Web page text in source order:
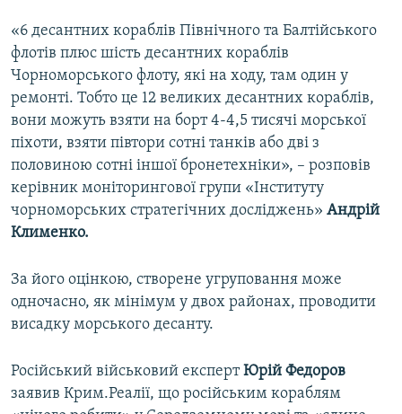
«6 десантних кораблів Північного та Балтійського
флотів плюс шість десантних кораблів
Чорноморського флоту, які на ходу, там один у
ремонті. Тобто це 12 великих десантних кораблів,
вони можуть взяти на борт 4-4,5 тисячі морської
піхоти, взяти півтори сотні танків або дві з
половиною сотні іншої бронетехніки», – розповів
керівник моніторингової групи «Інституту
чорноморських стратегічних досліджень» Андрій
Клименко.
За його оцінкою, створене угруповання може
одночасно, як мінімум у двох районах, проводити
висадку морського десанту.
Російський військовий експертЮрій Федоров
заявив Крим.Реалії, що російським кораблям